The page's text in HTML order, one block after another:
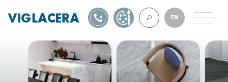
VỀ CHÚNG
EN
1900561582TỰ THIẾT KẾ